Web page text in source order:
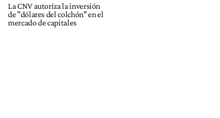
La CNV autoriza la inversión
de "dólares del colchón" en el
mercado de capitales